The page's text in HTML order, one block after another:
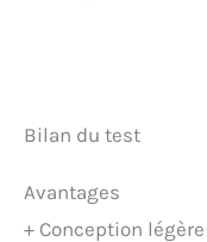
Bilan du test
Avantages
+ Conception